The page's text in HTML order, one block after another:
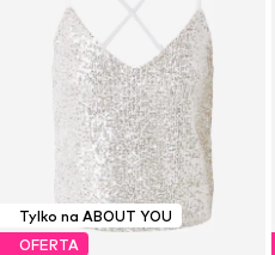
Tylko na ABOUT YOU
OFERTA